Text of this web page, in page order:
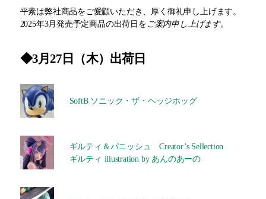
平素は弊社商品をご愛顧いただき、厚く御礼申し上げます。
2025年3月発売予定商品の出荷日を ご案内申し上げます。
◆3月 27 日（木）出荷日
SoftB ソニック・ザ・ヘッジホッグ
ギルティ＆パニッシュ Creator’s Sellection
ギルティ illustration by あんのあーの